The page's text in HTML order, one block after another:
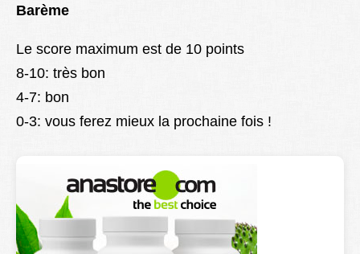
Barème
Le score maximum est de 10 points
8-10: très bon
4-7: bon
0-3: vous ferez mieux la prochaine fois !